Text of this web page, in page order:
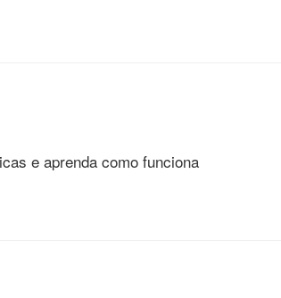
e aprenda como funciona